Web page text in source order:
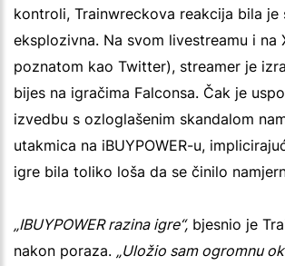
kontroli, Trainwreckova reakcija bila je
eksplozivna. Na svom livestreamu i na
poznatom kao Twitter), streamer je
bijes na igračima Falconsa. Čak je
izvedbu s ozloglašenim skandalom
utakmica na iBUYPOWER-u,
igre bila toliko loša da se činilo
„IBUYPOWER razina igre“, bjesnio je
nakon poraza. „Uložio sam ogromnu